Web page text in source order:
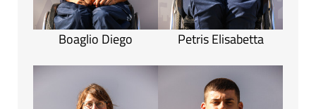
Boaglio Diego Petris Elisabetta